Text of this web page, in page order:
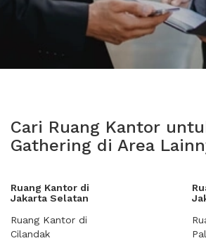
Cari Ruang Kantor
Gathering di Area
Ruang Kantor di
Jakarta Selatan
Ruang Kantor di
Cilandak